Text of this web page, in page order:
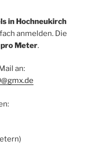
in Hochneukirch
anmelden. Die
Meter.
an: